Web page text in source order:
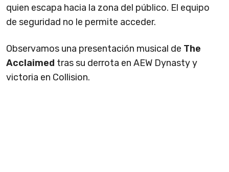
quien escapa hacia la zona del público. El equipo
de seguridad no le permite acceder.
Observamos una presentación musical de The
Acclaimed tras su derrota en AEW Dynasty y
victoria en Collision.